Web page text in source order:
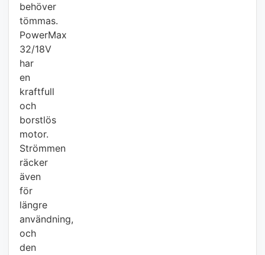
behöver
tömmas.
PowerMax
32/18V
har
en
kraftfull
och
borstlös
motor.
Strömmen
räcker
även
för
längre
användning,
och
den